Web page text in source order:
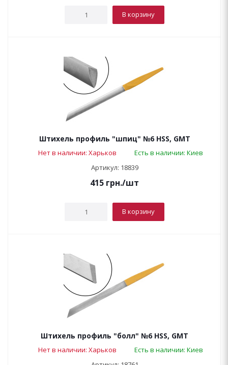
В корзину
Штихель профиль "шпиц" №6 HSS, GMT
Нет в наличии: Харьков
Есть в наличии: Киев
Артикул: 18839
415 грн./шт
В корзину
Штихель профиль "болл" №6 HSS, GMT
Нет в наличии: Харьков
Есть в наличии: Киев